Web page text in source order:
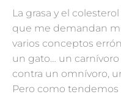
La grasa y el
que me demandan
varios conceptos
un gato… un carnívoro
contra un omnívoro,
Pero como